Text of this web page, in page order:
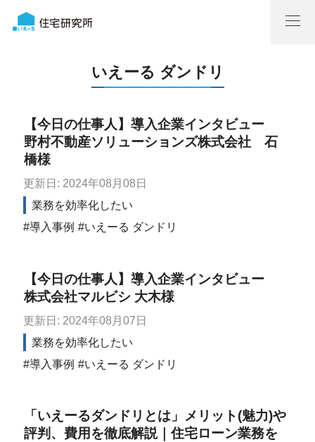
いえーる ダンドリ
【今日の仕事人】導入企業インタビュー
野村不動産ソリューションズ株式会社 石
橋様
更新日: 2024年08月08日
業務を効率化したい
導入事例
いえーる ダンドリ
【今日の仕事人】導入企業インタビュー
株式会社マルビシ 大木様
更新日: 2024年08月07日
業務を効率化したい
導入事例
いえーる ダンドリ
「いえーるダンドリとは」メリット(魅力)や
評判、費用を徹底解説｜住宅ローン業務を